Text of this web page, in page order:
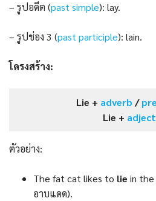
– รูปอดีต (past simple): lay.
– รูปช่อง 3 (past participle): lain.
โครงสร้าง:
Lie + adverb /
Lie +
ตัวอย่าง:
The fat cat likes to lie in
อาบแดด).